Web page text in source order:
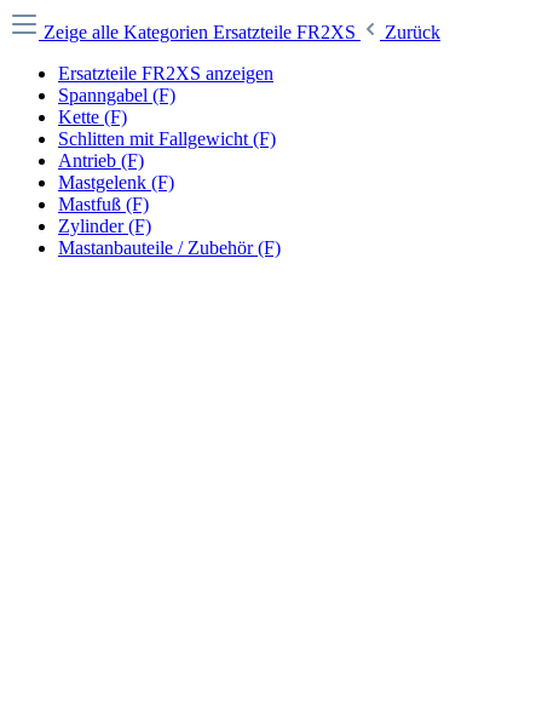
Zeige alle Kategorien Ersatzteile FR2XS
Zurück
Ersatzteile FR2XS anzeigen
Spanngabel (F)
Kette (F)
Schlitten mit Fallgewicht (F)
Antrieb (F)
Mastgelenk (F)
Mastfuß (F)
Zylinder (F)
Mastanbauteile / Zubehör (F)